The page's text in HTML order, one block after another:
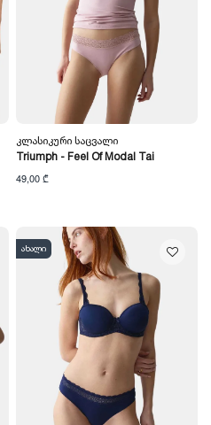
Კლასიკური Საცვალი
Triumph - Feel Of Modal Tai
49,00 ₾
ახალი